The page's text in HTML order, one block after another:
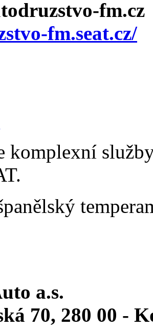
fm.cz
fm.seat.cz/
komplexní
a.s.
70, 280 00 -